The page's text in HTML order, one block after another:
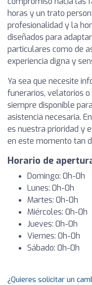
horas y un trato
profesionalidad y la
diseñados para
particulares como de
experiencia digna y
Ya sea que necesite
funerarios, velatorios
siempre disponible
asistencia necesaria. En
es nuestra prioridad y
en este momento tan
Horario de
Domingo: 0h-0h
Lunes: 0h-0h
Martes: 0h-0h
Miércoles: 0h-0h
Jueves: 0h-0h
Viernes: 0h-0h
Sábado: 0h-0h
¿Quieres solicitar un